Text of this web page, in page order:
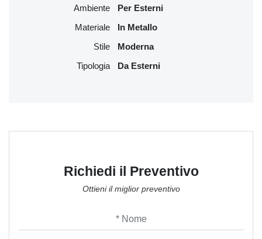
Richiedi il Preventivo
Ottieni il miglior preventivo
Ambiente Per Esterni
Materiale In Metallo
Stile Moderna
Tipologia Da Esterni